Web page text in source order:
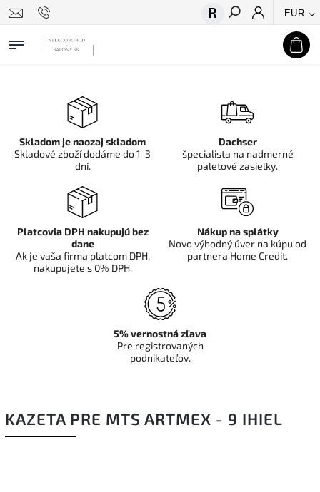
EUR
Hľadať
KAZETA PRE MTS ARTMEX - 9 IHIEL
Skladom je naozaj skladom
Skladové zboží dodáme do 1-3
dní.
Dachser
špecialista na nadmerné
paletové zasielky.
Platcovia DPH nakupujú bez
dane
Ak je vaša firma platcom DPH,
nakupujete s 0% DPH.
Nákup na splátky
Novo výhodný úver na kúpu od
partnera Home Credit.
5% vernostná zľava
Pre registrovaných
podnikateľov.